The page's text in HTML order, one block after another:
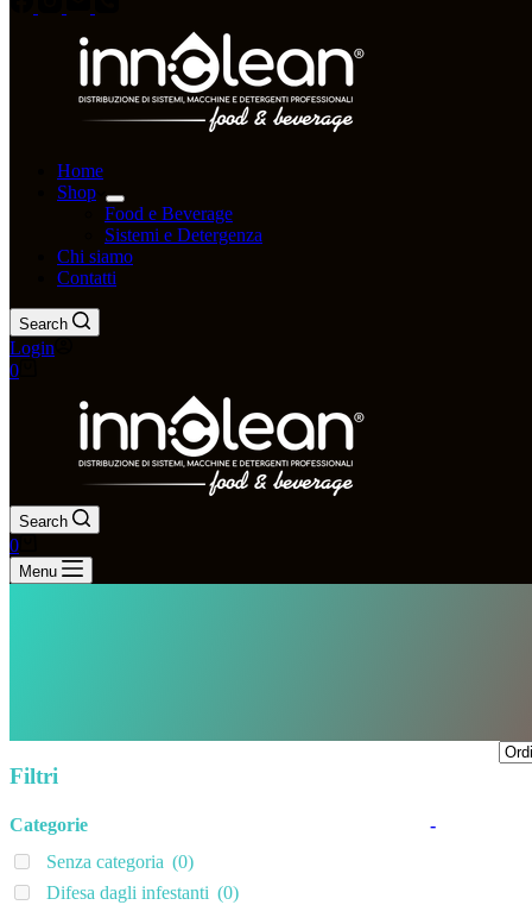
Home
Shop
Food e Beverage
Sistemi e Detergenza
Chi siamo
Contatti
Search
Login
Carrello
0
Search
Carrello
0
Menu
Filtri
Categorie
-
Senza categoria (0)
Difesa dagli infestanti (0)